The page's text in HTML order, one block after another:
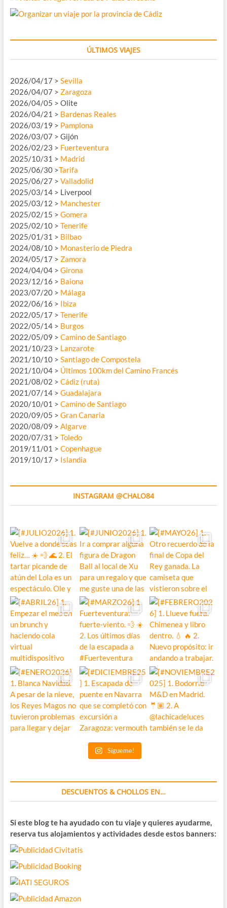
ÚLTIMOS VIAJES
2026/04/17 > Sevilla
2026/04/07 > Zaragoza
2026/04/05 > Olite
2026/04/21 > Bardenas Reales
2026/03/19 > Pamplona
2026/03/07 > Gijón
2026/02/23 > Fuerteventura
2025/10/31 > Madrid
2025/06/30 >Tarifa
2025/06/27 > Valladolid
2025/03/14 > Liverpool
2025/03/12 > Manchester
2025/02/15 > Gomera
2025/02/10 > Tenerife
2025/01/31 > Bilbao
2024/08/10 > Monasterio de Piedra
2024/05/17 > Zamora
2024/04/04 > Girona
2023/12/16 > Baiona
2023/07/20 > Málaga
2022/06/16 > Ibiza
2022/05/17 > Tenerife
2022/05/14 > Burgos
2022/05/09 > Camino de Santiago
2021/10/23 > Lanzarote
2021/10/10 > Santiago de Compostela
2021/10/04 > Últimos 100km del Camino Francés
2021/08/02 > Cádiz (ruta)
2021/07/14 > Guadalajara
2020/10/01 > Camino de Santiago
2020/09/05 > Gran Canaria
2020/08/09 > Algarve
2020/07/31 > Toledo
2019/11/01 > Copenhague
2019/10/17 > Islandia
INSTAGRAM @CHALO84
Sígueme!
DESCUENTOS & CHOLLOS EN…
Si este blog te ha ayudado con tu viaje y quieres ayudarme,
reserva tus alojamientos y actividades desde estos banners: